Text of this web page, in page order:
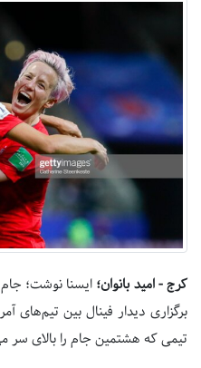
کرج - امید بانوان؛ایسنا نوشت؛ جام
برگزاری دیدار فینال بین تیم‌های
تیمی که هشتمین جام را بالای